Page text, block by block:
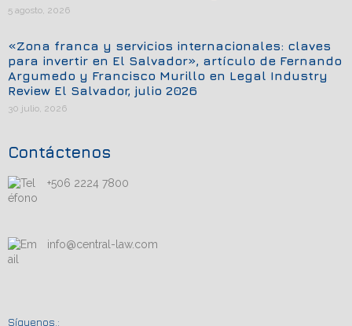
5 agosto, 2026
«Zona franca y servicios internacionales: claves
para invertir en El Salvador», artículo de Fernando
Argumedo y Francisco Murillo en Legal Industry
Review El Salvador, julio 2026
30 julio, 2026
Contáctenos
+506 2224 7800
info@central-law.com
Síguenos.: